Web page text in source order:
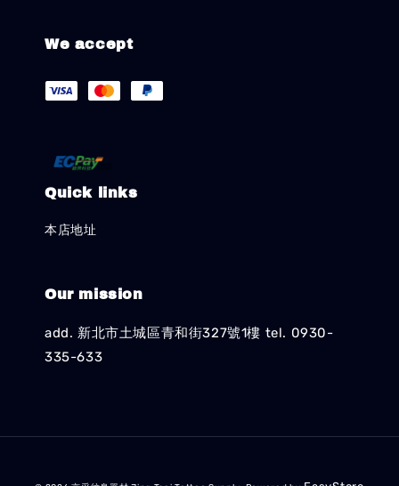
We accept
Quick links
本店地址
Our mission
add. 新北市土城區青和街327號1樓 tel. 0930-
335-633